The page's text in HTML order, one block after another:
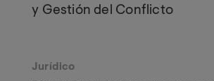
y Gestión del Conflicto
Jurídico